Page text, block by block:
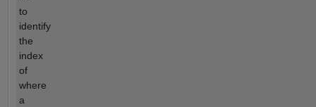
to
identify
the
index
of
where
a